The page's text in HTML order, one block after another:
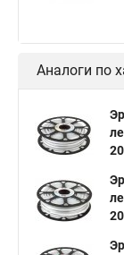
Аналоги по